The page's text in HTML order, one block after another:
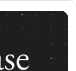
أداة
Ipira
Chat